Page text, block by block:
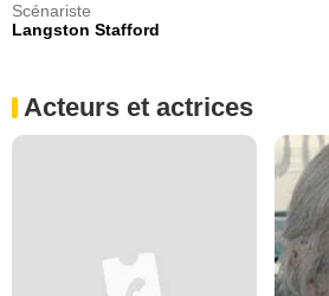
Scénariste
Langston Stafford
Acteurs et actrices